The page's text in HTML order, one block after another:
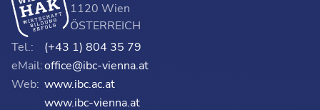
1120 Wien
ÖSTERREICH
Tel.:
(+43 1) 804 35 79
eMail:office@ibc-vienna.at
Web: www.ibc.ac.at
www.ibc-vienna.at